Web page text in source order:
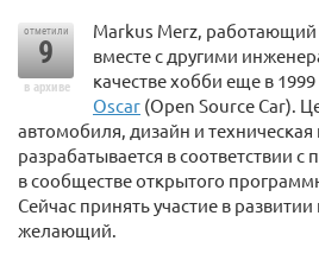
отметили
9
в архиве
Markus Merz,
вместе с другими
качестве хобби еще в
Oscar (Open Source Car).
автомобиля, дизайн и техническая
разрабатывается в соответствии
в сообществе открытого
Сейчас принять участие в
желающий.